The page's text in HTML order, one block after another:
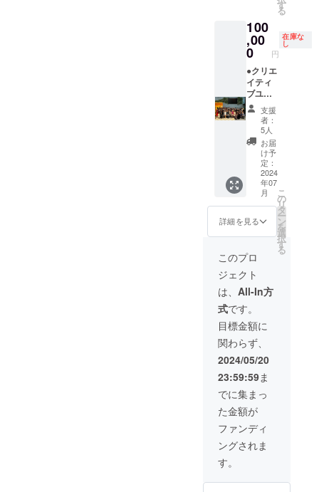
のコラボ
レーション
作品を東京
タワーに創
作した。
2025年2月に
はバチカン
市国に招か
れ、特別な
（Giubileo）
に開催され
る、ローマ
教皇主催
「芸術家の
ためのジュ
ビレオ
（Giubileo
degli
Artisti）」に
参加、ロー
マ教皇の
ポートレー
ト作品を創
作し
た。
セージ
カード
ジナルT
シャ
ツ。 ※
サイズ
はS・
M・L・
LL。Ｔ
シャツ
のカ
ラーは
白。 ※
写真デ
ザイン
はイ
メー
ジ。 ●
エール
ソング
名の種
をまこ
う」オ
リジナ
ルCD ●
参加
アー
ティス
トから
のメッ
セージ
カード
ご招
待。
（限定
10名／1
曲のみ
の演奏
になり
ます）
※演奏終
了後、
出演者
全員と
集合写
真の撮
影を行
いま
す。撮
影デー
タは後
日郵送
しま
す。 ●
エール
ソング
「明日
という
名の種
をまこ
う」オ
リジナ
ルCD ●
参加
アー
ティス
トから
のメッ
セージ
カード
待と参
す
る
100
,00
0 円
在庫な
し
●クリエ
イティ
ブユ
ニット
PAL交
流会
（食事
会）ペ
アご招
待 ※交
流会は
2024年
7月開催
を予定
してい
ます。7
月の参
加がで
きない
場合、1
月の交
流会に
変更も
受付け
ます ※
通常60
名ほど
のメン
バーが
参加し
ます
が、参
加メン
バーに
です ※
支援
者：
5人
お届
け予
定：
2024
年07
月
詳細を見る
こ
の
リ
タ
ー
ン
を
選
択
す
る
このプロ
ジェクト
は、 All-In方
式です。
目標金額に
関わらず、
2024/05/20
23:59:59ま
でに集まっ
た金額が
ファンディ
ングされま
す。